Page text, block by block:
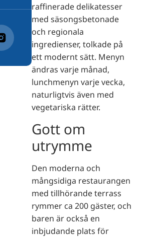
raffinerade delikatesser
med säsongsbetonade
och regionala
ingredienser, tolkade på
ett modernt sätt. Menyn
ändras varje månad,
lunchmenyn varje vecka,
naturligtvis även med
vegetariska rätter.
Gott om
utrymme
Den moderna och
mångsidiga restaurangen
med tillhörande terrass
rymmer ca 200 gäster, och
baren är också en
inbjudande plats för